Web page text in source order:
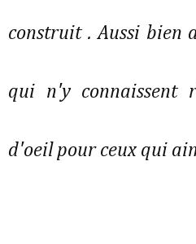
construit . Aussi bien
qui n'y connaissent
d'oeil pour ceux qui